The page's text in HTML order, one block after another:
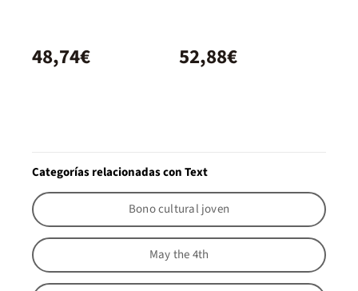
48,74€ 52,88€
Categorías relacionadas con Text
Bono cultural joven
May the 4th